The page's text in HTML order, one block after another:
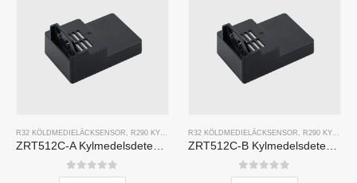
R32 KÖLDMEDIELÄCKSENSOR , R290 KYLMEDELSLÄCKASENSOR ,R454B
ZRT512C-A Kylmedelsdetekteringsmodul | NDIR -gassensor för R32, R454B, R290 | Bred spänning strömförsörjning
0av 5
R32 KÖLDMEDIELÄCKSENSOR , R290 KYLMEDELSLÄCKASENSOR
ZRT512C-B Kylmedelsdetekteringsmodul | Lågspänning NDIR -gassensor för R32, R454B, R290
0av 5